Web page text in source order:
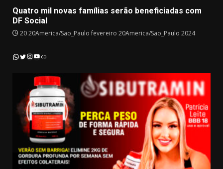
Quatro mil novas famílias serão beneficiadas com
DF Social
20 20America/Sao_Paulo fevereiro 20America/Sao_Paulo 2024
WhatsApp
Twitter
Instagram
YouTube
Link